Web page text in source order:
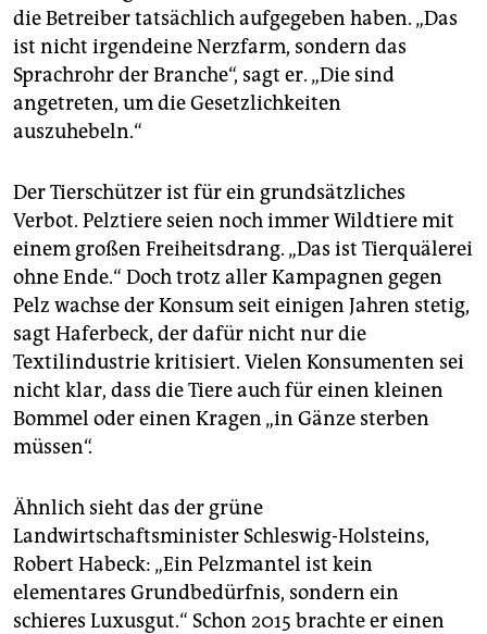
die Betreiber tatsächlich aufgegeben haben. „Das
ist nicht irgendeine Nerzfarm, sondern das
Sprachrohr der Branche“, sagt er. „Die sind
angetreten, um die Gesetzlichkeiten
auszuhebeln.“
Der Tierschützer ist für ein grundsätzliches
Verbot. Pelztiere seien noch immer Wildtiere mit
einem großen Freiheitsdrang. „Das ist Tierquälerei
ohne Ende.“ Doch trotz aller Kampagnen gegen
Pelz wachse der Konsum seit einigen Jahren stetig,
sagt Haferbeck, der dafür nicht nur die
Textilindustrie kritisiert. Vielen Konsumenten sei
nicht klar, dass die Tiere auch für einen kleinen
Bommel oder einen Kragen „in Gänze sterben
müssen“.
Ähnlich sieht das der grüne
Landwirtschaftsminister Schleswig-Holsteins,
Robert Habeck: „Ein Pelzmantel ist kein
elementares Grundbedürfnis, sondern ein
schieres Luxusgut.“ Schon 2015 brachte er einen